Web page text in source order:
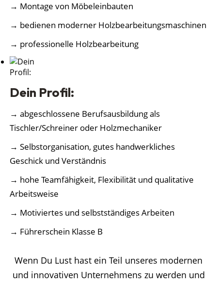
→ Montage von Möbeleinbauten
→ bedienen moderner Holzbearbeitungsmaschinen
→ professionelle Holzbearbeitung
Dein Profil:
→ abgeschlossene Berufsausbildung als
Tischler/Schreiner oder Holzmechaniker
→ Selbstorganisation, gutes handwerkliches
Geschick und Verständnis
→ hohe Teamfähigkeit, Flexibilität und qualitative
Arbeitsweise
→ Motiviertes und selbstständiges Arbeiten
→ Führerschein Klasse B
Wenn Du Lust hast ein Teil unseres modernen
und innovativen Unternehmens zu werden und